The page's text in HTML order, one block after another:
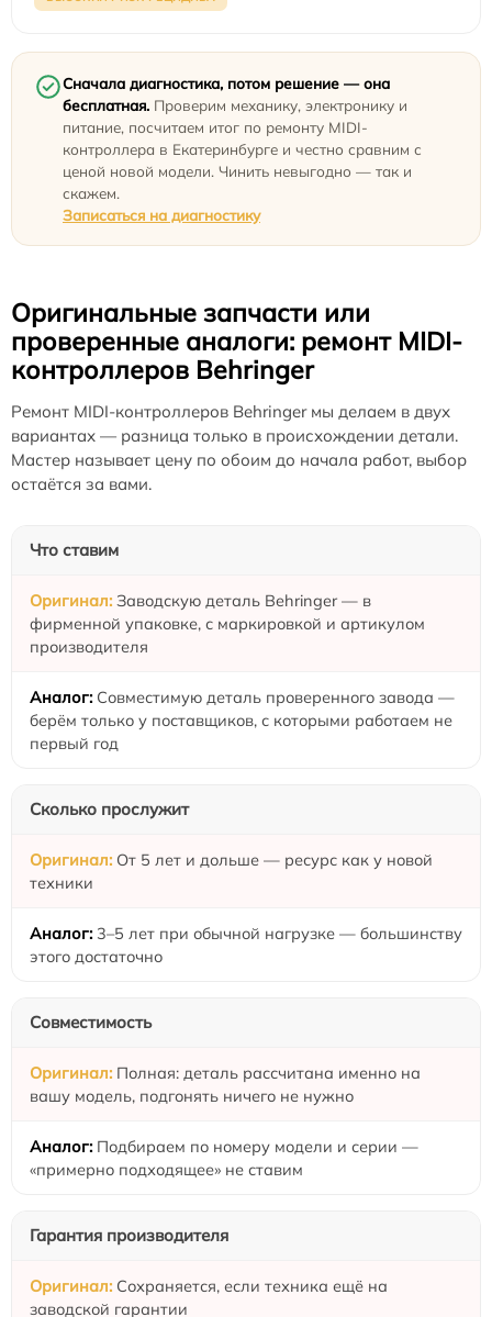
Сначала диагностика, потом решение — она
бесплатная. Проверим механику, электронику и
питание, посчитаем итог по ремонту MIDI-
контроллера в Екатеринбурге и честно сравним с
ценой новой модели. Чинить невыгодно — так и
скажем.
Записаться на диагностику
Оригинальные запчасти или
проверенные аналоги: ремонт MIDI-
контроллеров Behringer
Ремонт MIDI-контроллеров Behringer мы делаем в двух
вариантах — разница только в происхождении детали.
Мастер называет цену по обоим до начала работ, выбор
остаётся за вами.
Что ставим
Заводскую деталь Behringer — в
фирменной упаковке, с маркировкой и артикулом
производителя
Совместимую деталь проверенного завода —
берём только у поставщиков, с которыми работаем не
первый год
Сколько прослужит
От 5 лет и дольше — ресурс как у новой
техники
3–5 лет при обычной нагрузке — большинству
этого достаточно
Совместимость
Полная: деталь рассчитана именно на
вашу модель, подгонять ничего не нужно
Подбираем по номеру модели и серии —
«примерно подходящее» не ставим
Гарантия производителя
Сохраняется, если техника ещё на
заводской гарантии